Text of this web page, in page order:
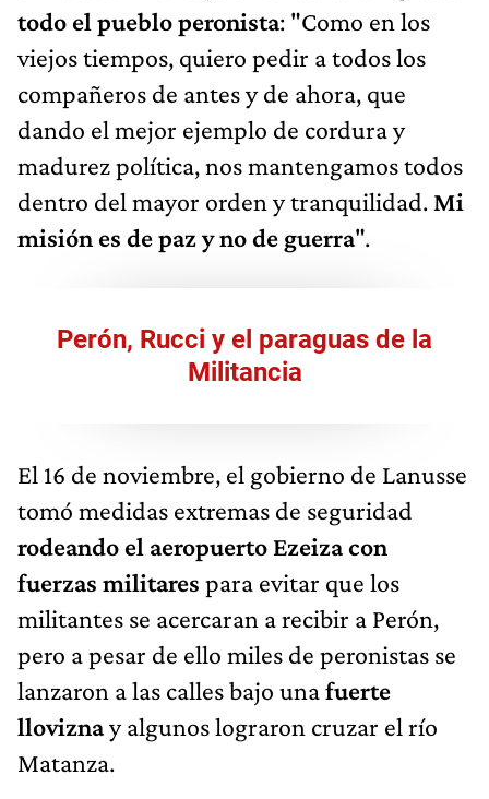
todo el pueblo peronista: "Como en los
viejos tiempos, quiero pedir a todos los
compañeros de antes y de ahora, que
dando el mejor ejemplo de cordura y
madurez política, nos mantengamos todos
dentro del mayor orden y tranquilidad. Mi
misión es de paz y no de guerra".
Perón, Rucci y el paraguas de la
Militancia
El 16 de noviembre, el gobierno de Lanusse
tomó medidas extremas de seguridad
rodeando el aeropuerto Ezeizacon
fuerzas militares para evitar que los
militantes se acercaran a recibir a Perón,
pero a pesar de ello miles de peronistas se
lanzaron a las calles bajo unafuerte
lloviznay algunos lograron cruzar el río
Matanza.